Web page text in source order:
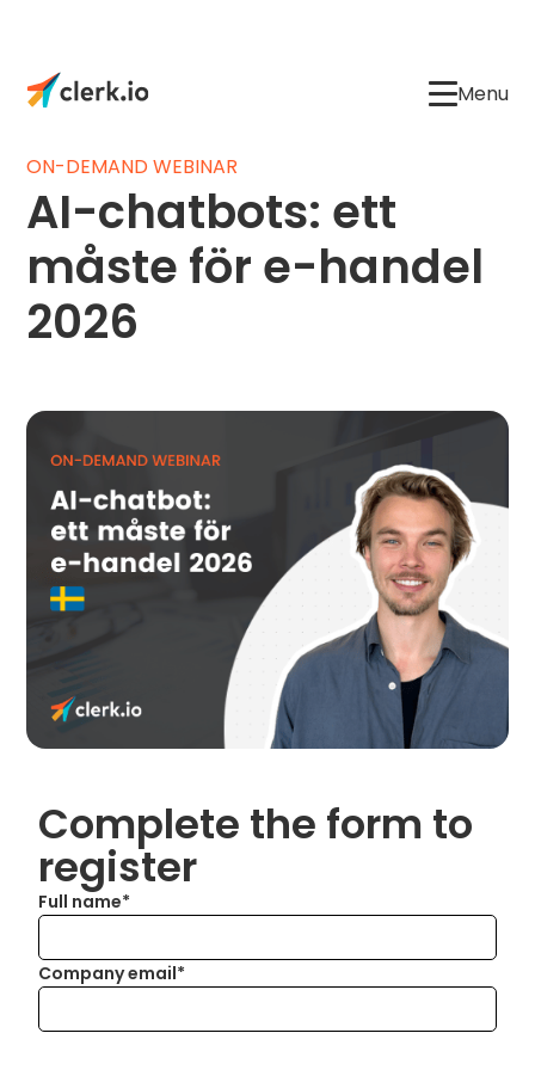
Menu
ON-DEMAND WEBINAR
AI-chatbots: ett
måste för e-handel
2026
Complete the form to
register
Full name*
Company email*